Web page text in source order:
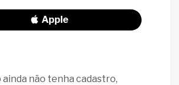
Apple
ainda não tenha cadastro,